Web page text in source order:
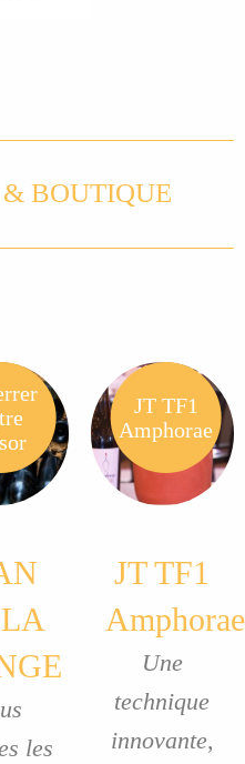
BOUTIQUE
les
JT TF1
Amphorae
JT TF1
Amphorae
Une
technique
innovante,